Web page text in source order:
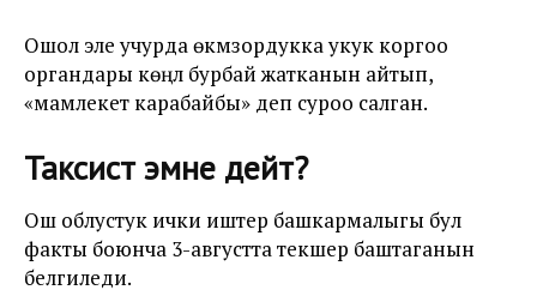
Ошол эле учурда өкүмзордукка укук коргоо
органдары көңүл бурбай жатканын айтып,
«мамлекет карабайбы» деп суроо салган.
Таксист эмне дейт?
Ош облустук ички иштер башкармалыгы бул
факты боюнча 3-августта текшерүү баштаганын
белгиледи.